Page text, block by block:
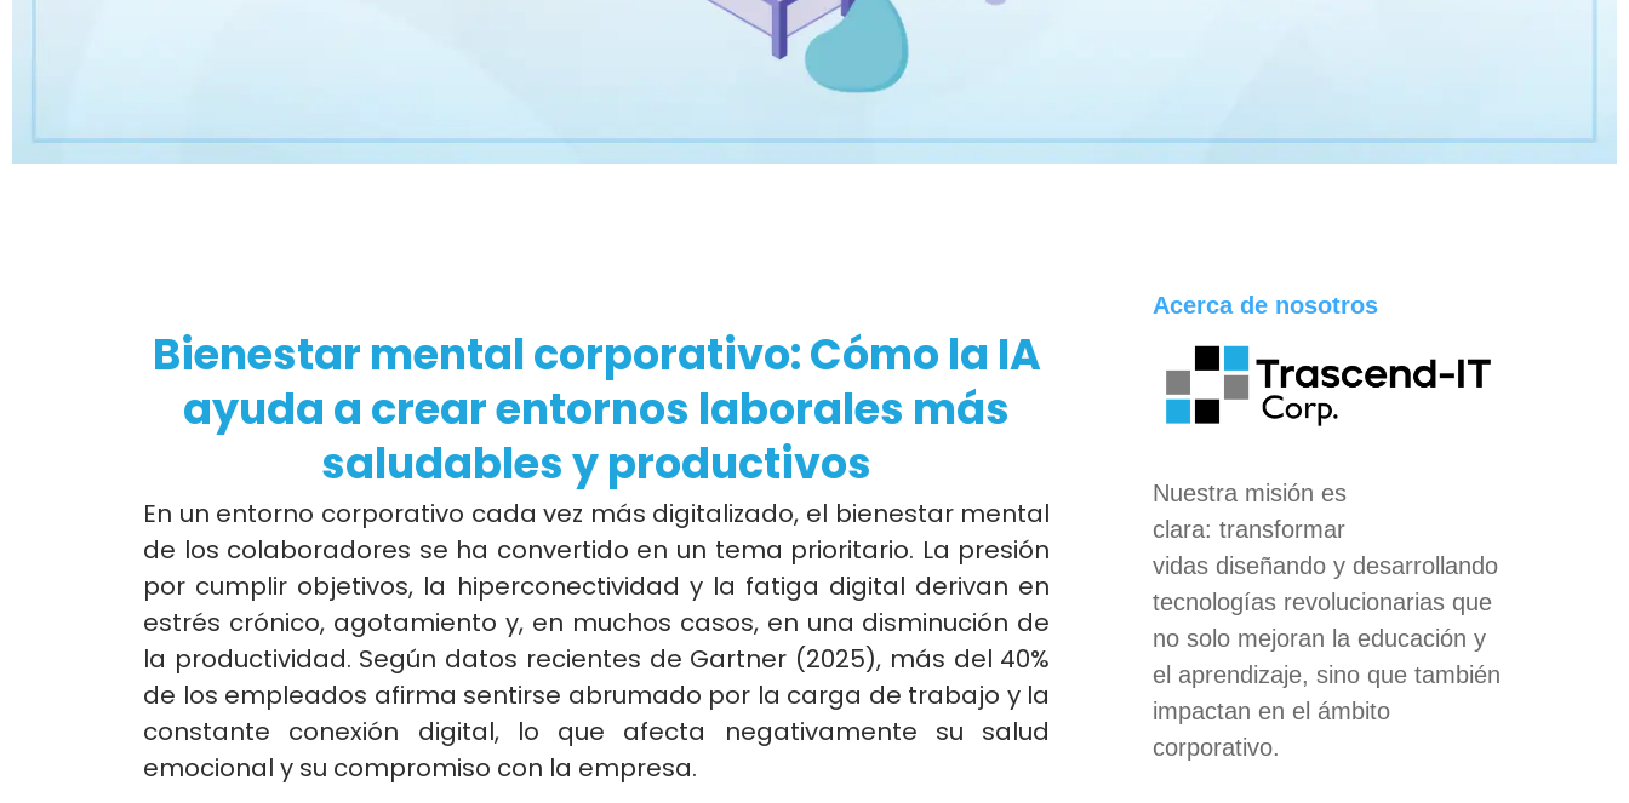
Bienestar mental corporativo: Cómo la IA
ayuda a crear entornos laborales más
saludables y productivos
En un entorno corporativo cada vez más digitalizado, el bienestar mental
de los colaboradores se ha convertido en un tema prioritario. La presión
por cumplir objetivos, la hiperconectividad y la fatiga digital derivan en
estrés crónico, agotamiento y, en muchos casos, en una disminución de
la productividad. Según datos recientes de Gartner (2025), más del 40%
de los empleados afirma sentirse abrumado por la carga de trabajo y la
constante conexión digital, lo que afecta negativamente su salud
emocional y su compromiso con la empresa.
Acerca de nosotros
Nuestra misión es
clara:transformar
vidas diseñando y desarrollando
tecnologías revolucionarias que
no solo mejoran la educación y
el aprendizaje, sino que también
impactan en el ámbito
corporativo.